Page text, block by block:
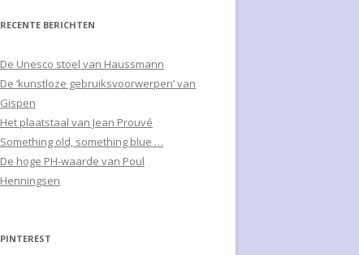
RECENTE BERICHTEN
De Unesco stoel van Haussmann
De ‘kunstloze gebruiksvoorwerpen’ van
Gispen
Het plaatstaal van Jean Prouvé
Something old, something blue …
De hoge PH-waarde van Poul
Henningsen
PINTEREST